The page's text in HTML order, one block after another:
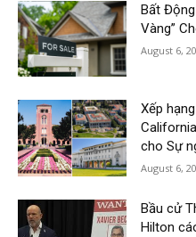
Bất
Vàng”
August 6,
Xếp
cho Sự
August 6,
Bầu cử
Hilton